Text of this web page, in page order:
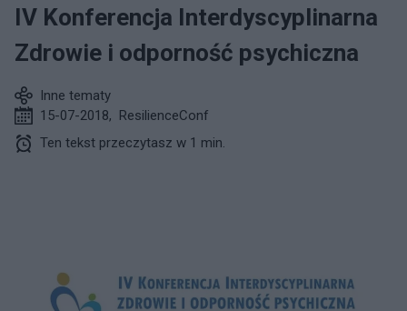
IV Konferencja Interdyscyplinarna
Zdrowie i odporność psychiczna
Inne tematy
15-07-2018, ResilienceConf
Ten tekst przeczytasz w 1 min.